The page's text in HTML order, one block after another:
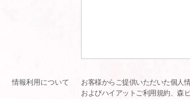
情報利用について
お客様からご提供いただいた個人
およびハイアットご利用規約、森